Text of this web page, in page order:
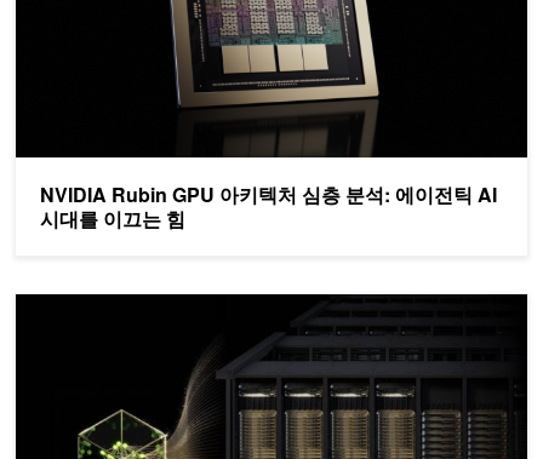
NVIDIA Rubin GPU 아키텍처 심층 분석: 에이전틱 AI
시대를 이끄는 힘
NVIDIA GB300 NVL72에서 MoE 사전 학습 세계 기록 수립